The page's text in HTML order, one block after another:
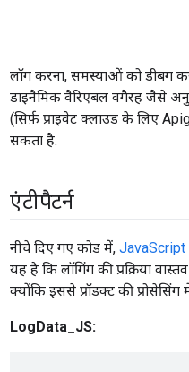
लॉग करना, समस्याओं को डीबग
डाइनैमिक वैरिएबल वगैरह जैसे
(सिर्फ़ प्राइवेट क्लाउड के लिए
सकता है.
एंटीपैटर्न
नीचे दिए गए कोड में, JavaScript
यह है कि लॉगिंग की प्रक्रिया
क्योंकि इससे प्रॉडक्ट की
LogData_JS: